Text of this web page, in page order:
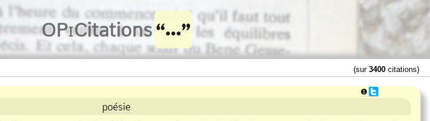
OPiCitations
(sur 3400 citations)
❶
poésie